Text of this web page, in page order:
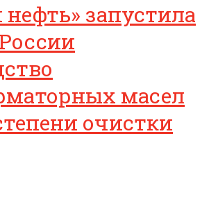
запустила
масел
очистки